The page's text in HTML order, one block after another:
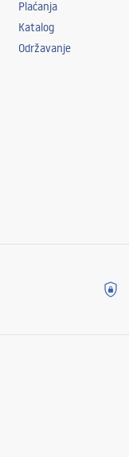
Plaćanja
Katalog
Održavanje